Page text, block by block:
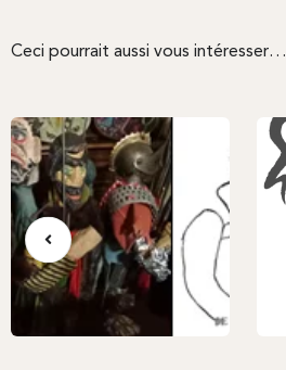
Ceci pourrait aussi vous intéresser…